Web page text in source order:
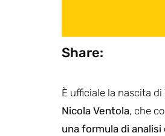
Share:
È ufficiale la nascita di
Nicola Ventola, che
una formula di